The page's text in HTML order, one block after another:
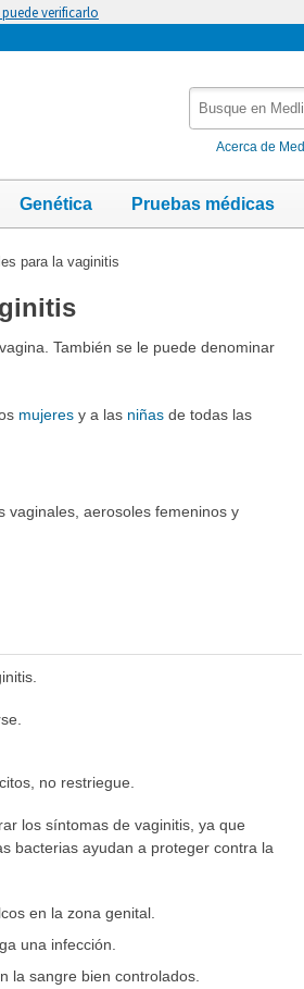
verificarlo
MedlinePlus
Acerca de
Genética Pruebas médicas
para la vaginitis
También se le puede denominar
mujeresy a las niñasde todas las
vaginales, aerosoles femeninos y
no restriegue.
los síntomas de vaginitis, ya que
bacterias ayudan a proteger contra la
en la zona genital.
una infección.
la sangre bien controlados.